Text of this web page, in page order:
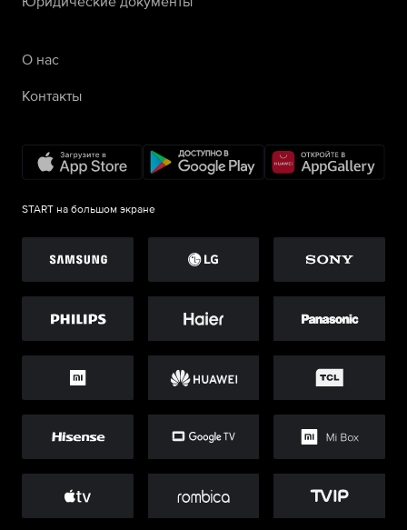
О нас
Контакты
START на большом экране